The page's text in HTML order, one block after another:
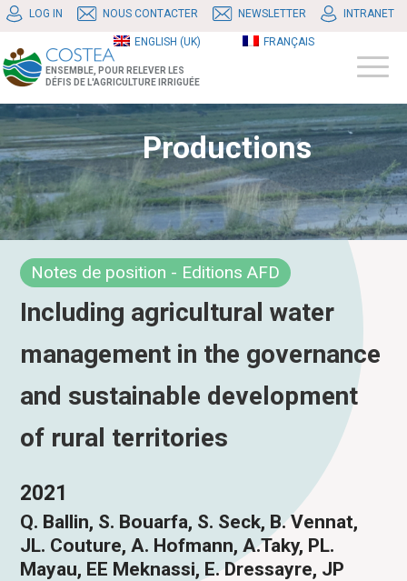
LOG IN NOUS CONTACTER NEWSLETTER INTRANET
ENGLISH (UK) FRANÇAIS
ENSEMBLE, POUR RELEVER LES
DÉFIS DE L'AGRICULTURE IRRIGUÉE
Productions
Notes de position - Editions AFD
Including agricultural water
management in the governance
and sustainable development
of rural territories
2021
Q. Ballin, S. Bouarfa, S. Seck, B. Vennat,
JL. Couture, A. Hofmann, A.Taky, PL.
Mayau, EE Meknassi, E. Dressayre, JP